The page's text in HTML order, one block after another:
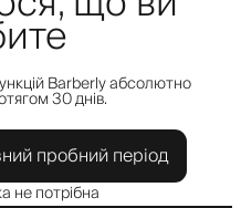
Barberly абсолютно
30 днів.
пробний період
не потрібна